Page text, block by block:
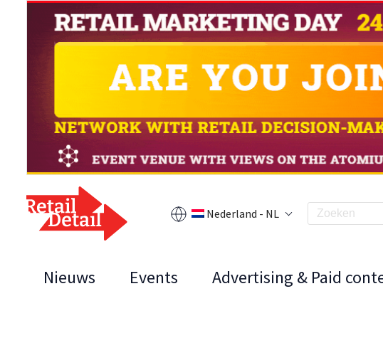
Nederland - NL
Nieuws Events Advertising & Paid